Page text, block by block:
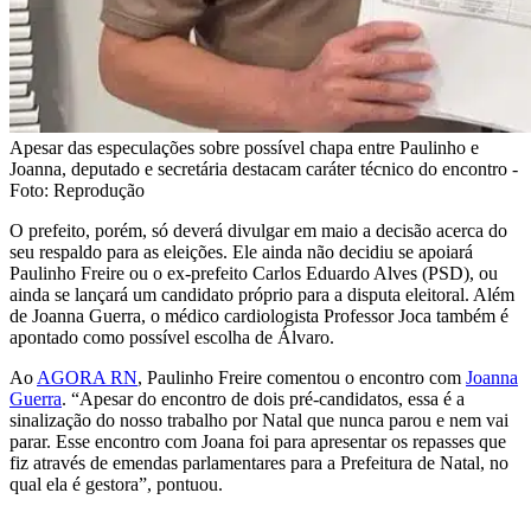
Apesar das especulações sobre possível chapa entre Paulinho e
Joanna, deputado e secretária destacam caráter técnico do encontro -
Foto: Reprodução
O prefeito, porém, só deverá divulgar em maio a decisão acerca do
seu respaldo para as eleições. Ele ainda não decidiu se apoiará
Paulinho Freire ou o ex-prefeito Carlos Eduardo Alves (PSD), ou
ainda se lançará um candidato próprio para a disputa eleitoral. Além
de Joanna Guerra, o médico cardiologista Professor Joca também é
apontado como possível escolha de Álvaro.
Ao AGORA RN, Paulinho Freire comentou o encontro com Joanna
Guerra. “Apesar do encontro de dois pré-candidatos, essa é a
sinalização do nosso trabalho por Natal que nunca parou e nem vai
parar. Esse encontro com Joana foi para apresentar os repasses que
fiz através de emendas parlamentares para a Prefeitura de Natal, no
qual ela é gestora”, pontuou.